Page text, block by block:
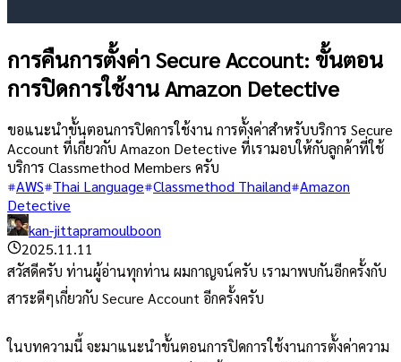
การคืนการตั้งค่า Secure Account: ขั้นตอน
การปิดการใช้งาน Amazon Detective
ขอแนะนำขั้นตอนการปิดการใช้งาน การตั้งค่าสำหรับบริการ Secure
Account ที่เกี่ยวกับ Amazon Detective ที่เรามอบให้กับลูกค้าที่ใช้
บริการ Classmethod Members ครับ
AWS Thai Language Classmethod Thailand Amazon
Detective
kan-jittapramoulboon
2025.11.11
สวัสดีครับ ท่านผู้อ่านทุกท่าน ผมกาญจน์ครับ เรามาพบกันอีกครั้งกับ
สาระดีๆเกี่ยวกับ Secure Account อีกครั้งครับ
ในบทความนี้ จะมาแนะนำขั้นตอนการปิดการใช้งานการตั้งค่าความ